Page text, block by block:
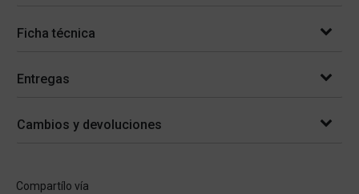
Ficha técnica
Entregas
Cambios y devoluciones
Compartílo vía